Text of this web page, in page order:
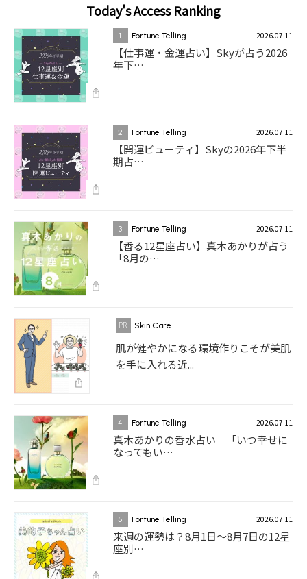
Today's Access Ranking
1 Fortune Telling 2026.07.11
【仕事運・金運占い】Skyが占う2026
年下…
2 Fortune Telling 2026.07.11
【開運ビューティ】Skyの2026年下半
期占…
3 Fortune Telling 2026.07.11
【香る12星座占い】真木あかりが占う
「8月の…
Skin Care
肌が健やかになる環境作りこそが美肌
を手に入れる近...
4 Fortune Telling 2026.07.11
真木あかりの香水占い｜「いつ幸せに
なってもい…
5 Fortune Telling 2026.07.11
来週の運勢は？8月1日～8月7日の12星
座別…